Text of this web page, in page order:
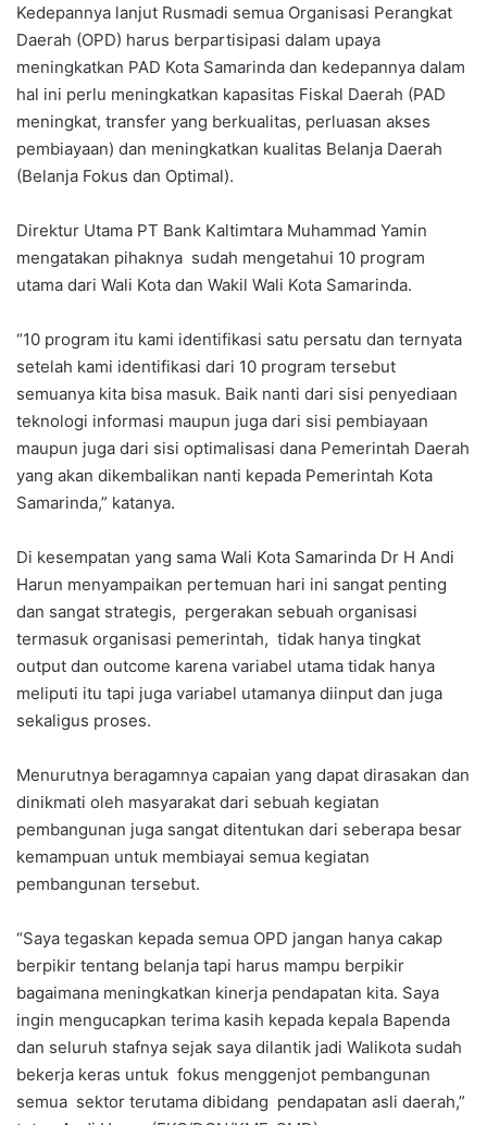
Kedepannya lanjut Rusmadi semua Organisasi Perangkat
Daerah (OPD) harus berpartisipasi dalam upaya
meningkatkan PAD Kota Samarinda dan kedepannya dalam
hal ini perlu meningkatkan kapasitas Fiskal Daerah (PAD
meningkat, transfer yang berkualitas, perluasan akses
pembiayaan) dan meningkatkan kualitas Belanja Daerah
(Belanja Fokus dan Optimal).
Direktur Utama PT Bank Kaltimtara Muhammad Yamin
mengatakan pihaknya sudah mengetahui 10 program
utama dari Wali Kota dan Wakil Wali Kota Samarinda.
“10 program itu kami identifikasi satu persatu dan ternyata
setelah kami identifikasi dari 10 program tersebut
semuanya kita bisa masuk. Baik nanti dari sisi penyediaan
teknologi informasi maupun juga dari sisi pembiayaan
maupun juga dari sisi optimalisasi dana Pemerintah Daerah
yang akan dikembalikan nanti kepada Pemerintah Kota
Samarinda,” katanya.
Di kesempatan yang sama Wali Kota Samarinda Dr H Andi
Harun menyampaikan pertemuan hari ini sangat penting
dan sangat strategis, pergerakan sebuah organisasi
termasuk organisasi pemerintah, tidak hanya tingkat
output dan outcome karena variabel utama tidak hanya
meliputi itu tapi juga variabel utamanya diinput dan juga
sekaligus proses.
Menurutnya beragamnya capaian yang dapat dirasakan dan
dinikmati oleh masyarakat dari sebuah kegiatan
pembangunan juga sangat ditentukan dari seberapa besar
kemampuan untuk membiayai semua kegiatan
pembangunan tersebut.
“Saya tegaskan kepada semua OPD jangan hanya cakap
berpikir tentang belanja tapi harus mampu berpikir
bagaimana meningkatkan kinerja pendapatan kita. Saya
ingin mengucapkan terima kasih kepada kepala Bapenda
dan seluruh stafnya sejak saya dilantik jadi Walikota sudah
bekerja keras untuk fokus menggenjot pembangunan
semua sektor terutama dibidang pendapatan asli daerah,”